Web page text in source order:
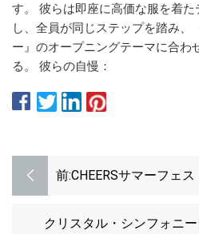
す。 彼らは即座に高価な服を着
し、全員が同じステップを踏み、
ー』のオープニングテーマに合わ
る。 彼らの自慢：
前:CHEERSサマーフェ
クリスタル・シンフォニ